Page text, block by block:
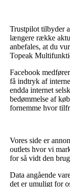
Trustpilot tilbyder
længere række
anbefales, at du
Topeak
Facebook
få indtryk af
endda internet
bedømmelse af
fornemme hvor
Vores side er
outlets hvor vi
for så vidt den
Data angående
det er umuligt for